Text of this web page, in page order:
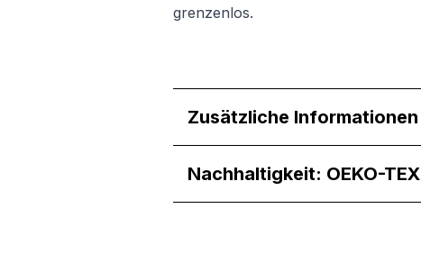
grenzenlos.
Zusätzliche Informationen
Nachhaltigkeit: OEKO-TEX